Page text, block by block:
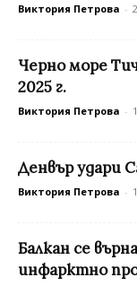
Виктория Петрова -
Черно море
2025 г.
Виктория Петрова -
Денвър удари
Виктория Петрова -
Балкан се
инфарктно